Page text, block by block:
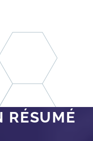
RÉSUMÉ